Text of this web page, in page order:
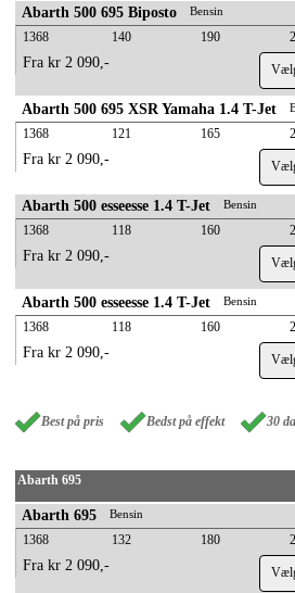
Abarth 500 695 Biposto Bensin
1368 140 190
Fra kr 2 090,-
Abarth 500 695 XSR Yamaha 1.4 T-Jet
1368 121 165
Fra kr 2 090,-
Abarth 500 esseesse 1.4 T-Jet Bensin
1368 118 160
Fra kr 2 090,-
Abarth 500 esseesse 1.4 T-Jet Bensin
1368 118 160
Fra kr 2 090,-
Best på pris Bedst på effekt 30
Abarth 695
Abarth 695 Bensin
1368 132 180
Fra kr 2 090,-